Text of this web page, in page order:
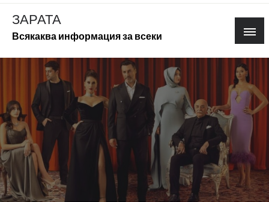
Skip
content
ЗАРАТА
Всякаква информация за всеки